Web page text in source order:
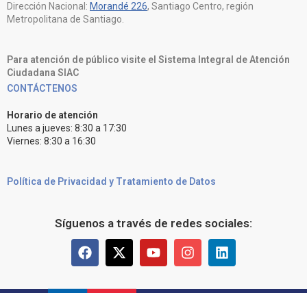
Dirección Nacional: Morandé 226, Santiago Centro, región
Metropolitana de Santiago.
Para atención de público visite el Sistema Integral de Atención
Ciudadana SIAC
CONTÁCTENOS
Horario de atención
Lunes a jueves: 8:30 a 17:30
Viernes: 8:30 a 16:30
Política de Privacidad y Tratamiento de Datos
Síguenos a través de redes sociales: